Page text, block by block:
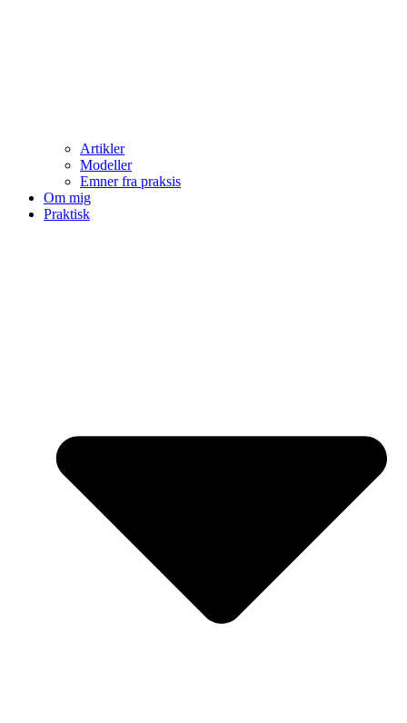
Artikler
Modeller
Emner fra praksis
Om mig
Praktisk